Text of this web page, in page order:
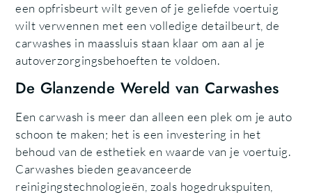
een opfrisbeurt wilt geven of je geliefde voertuig
wilt verwennen met een volledige detailbeurt, de
carwashes in maassluis staan klaar om aan al je
autoverzorgingsbehoeften te voldoen.
De Glanzende Wereld van Carwashes
Een carwash is meer dan alleen een plek om je auto
schoon te maken; het is een investering in het
behoud van de esthetiek en waarde van je voertuig.
Carwashes bieden geavanceerde
reinigingstechnologieën, zoals hogedrukspuiten,